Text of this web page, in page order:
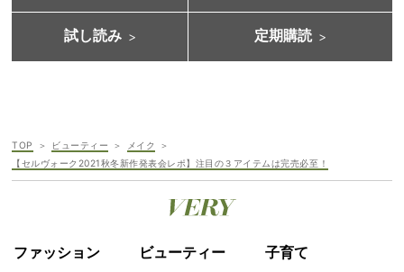
試し読み 定期購読
TOP ビューティー
メイク
【セルヴォーク2021秋冬新作発表会レポ】注目の３アイテムは完売必至！
ファッション ビューティー 子育て